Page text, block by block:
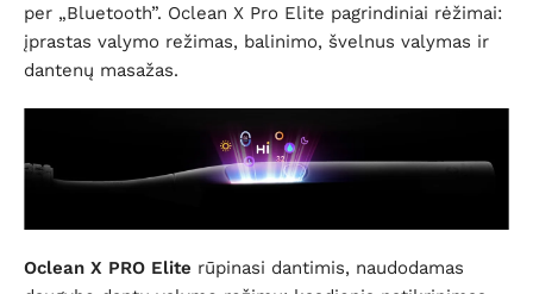
per „Bluetooth”. Oclean X Pro Elite pagrindiniai rėžimai:
įprastas valymo režimas, balinimo, švelnus valymas ir
dantenų masažas.
Oclean X PRO Elite rūpinasi dantimis, naudodamas